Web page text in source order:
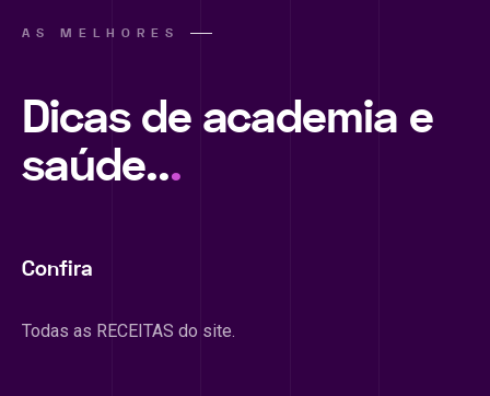
AS MELHORES
Dicas de academia e
saúde...
Confira
Todas as RECEITAS do site.